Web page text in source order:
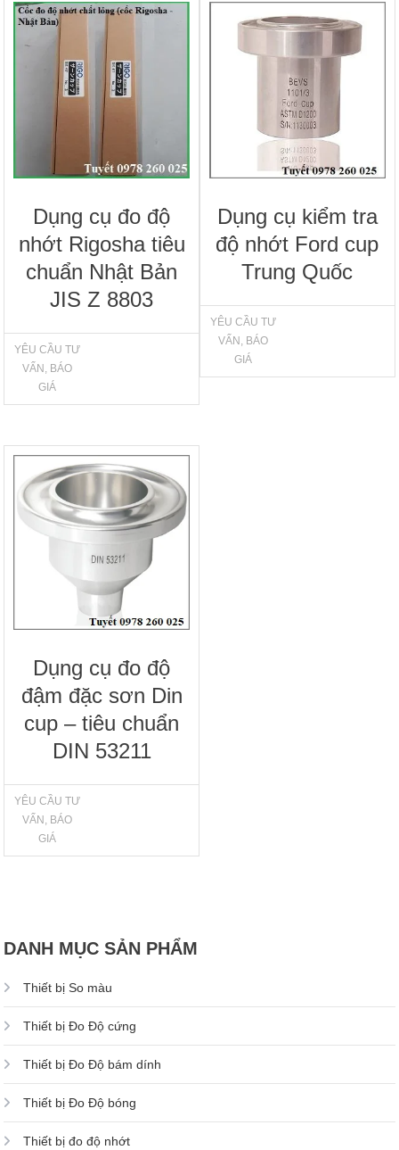
Dụng cụ đo độ
nhớt Rigosha tiêu
chuẩn Nhật Bản
JIS Z 8803
YÊU CẦU TƯ
VẤN, BÁO
GIÁ
Dụng cụ kiểm tra
độ nhớt Ford cup
Trung Quốc
YÊU CẦU TƯ
VẤN, BÁO
GIÁ
Dụng cụ đo độ
đậm đặc sơn Din
cup – tiêu chuẩn
DIN 53211
YÊU CẦU TƯ
VẤN, BÁO
GIÁ
DANH MỤC SẢN PHẨM
Thiết bị So màu
Thiết bị Đo Độ cứng
Thiết bị Đo Độ bám dính
Thiết bị Đo Độ bóng
Thiết bị đo độ nhớt